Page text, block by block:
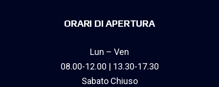
ORARI DI APERTURA
Lun – Ven
08.00-12.00 | 13.30-17.30
Sabato Chiuso